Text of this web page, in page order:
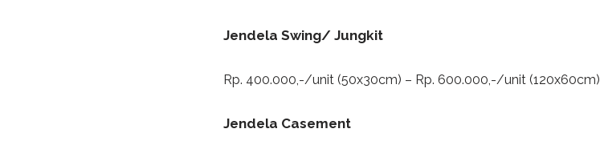
Jendela Swing/ Jungkit
Rp. 400.000,-/unit (50x30cm) – Rp. 600.000,-/unit (120x60cm)
Jendela Casement